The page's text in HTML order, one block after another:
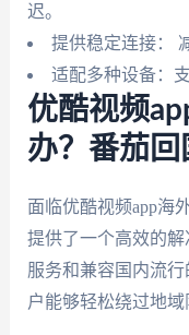
迟。
提供稳定连接：
适配多种设备：
优酷视频
办？番茄回
面临优酷视频app海
提供了一个高效的
服务和兼容国内流
户能够轻松绕过地域